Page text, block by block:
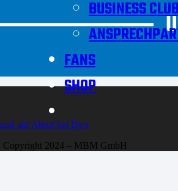
BUSINESS
FANS
SHOP
auf Abruf bei Dyn
Copyright 2024 – MBM GmbH